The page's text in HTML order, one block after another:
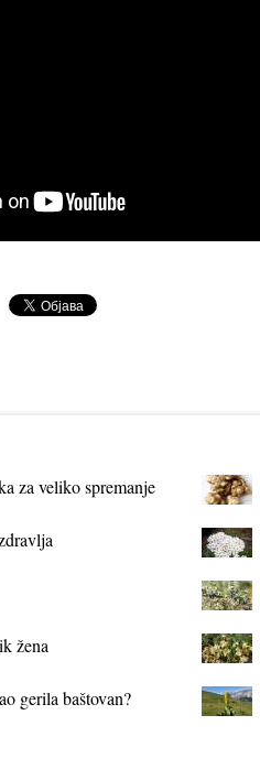
za veliko spremanje
žena
gerila baštovan?